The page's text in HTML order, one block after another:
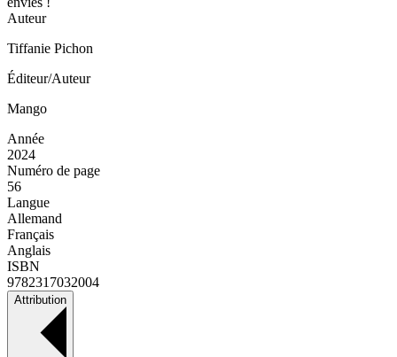
Auteur
Tiffanie Pichon
Éditeur/Auteur
Mango
Année
2024
Numéro de page
56
Langue
Allemand
Français
Anglais
ISBN
9782317032004
Attribution